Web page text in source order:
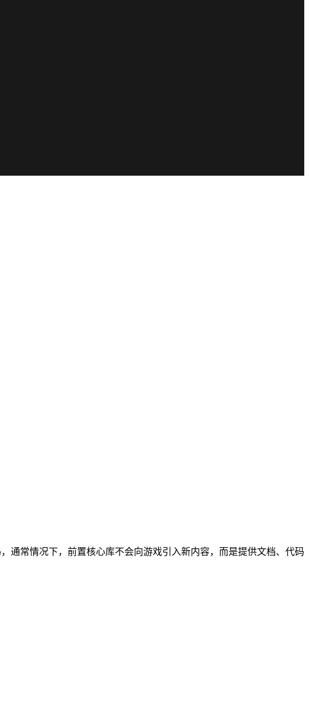
通常情况下，前置核心库不会向游戏引入新内容，而是提供文档、代码